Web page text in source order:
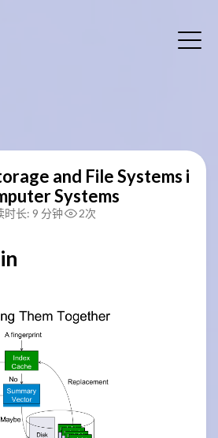
and File Systems i
Systems
时长: 9 分钟 2次